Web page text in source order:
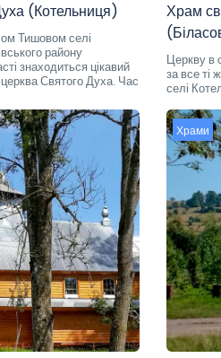
(Котельниця)
Тишовом селі
району
знаходиться цікавий
Святого Духа. Час
Храм
Церкву в
за все ті
селі
Храми